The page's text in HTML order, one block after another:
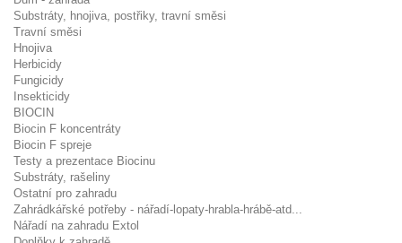
Substráty, hnojiva, postřiky, travní směsi
Travní směsi
Hnojiva
Herbicidy
Fungicidy
Insekticidy
BIOCIN
Biocin F koncentráty
Biocin F spreje
Testy a prezentace Biocinu
Substráty, rašeliny
Ostatní pro zahradu
Zahrádkářské potřeby - nářadí-lopaty-hrabla-hrábě-atd...
Nářadí na zahradu Extol